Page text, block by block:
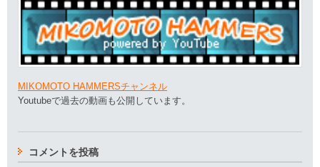
MIKOMOTO HAMMERSチャンネル
Youtubeで過去の動画も公開しています。
コメントを投稿